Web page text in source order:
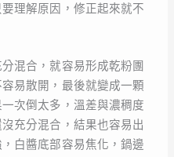
理解原因，修正起來就不
混合，就容易形成乾粉團
易散開，最後就變成一顆
次倒太多，溫差與濃稠度
充分混合，結果也容易出
白醬底部容易焦化，鍋邊